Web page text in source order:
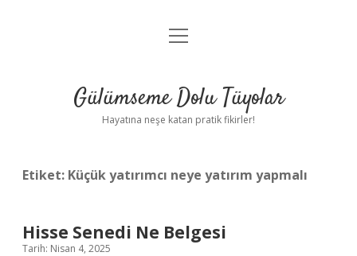
Anasayfa
Yasal Uyarı
menüyü
Gülümseme Dolu Tüyolar
Hayatına neşe katan pratik fikirler!
Etiket: Küçük yatırımcı neye yatırım yapmalı
Hisse Senedi Ne Belgesi
Tarih: Nisan 4, 2025